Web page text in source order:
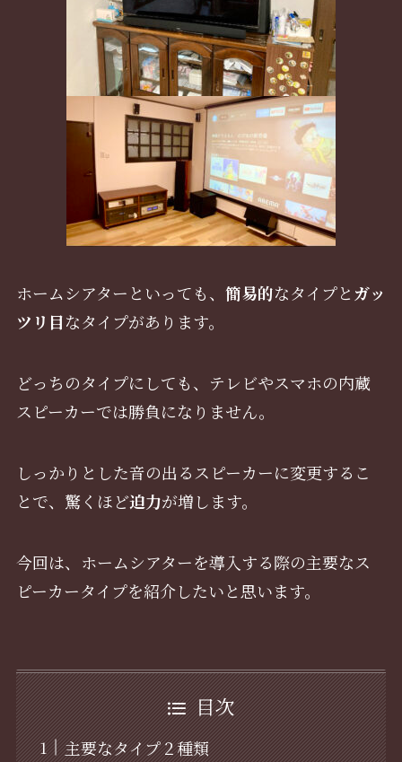
ホームシアターといっても、 簡易的なタイプと ガッ
ツリ目なタイプがあります。
どっちのタイプにしても、テレビやスマホの内蔵
スピーカーでは勝負になりません。
しっかりとした音の出るスピーカーに変更するこ
とで、驚くほど迫力が増します。
今回は、ホームシアターを導入する際の主要なス
ピーカータイプを紹介したいと思います。
目次
主要なタイプ２種類